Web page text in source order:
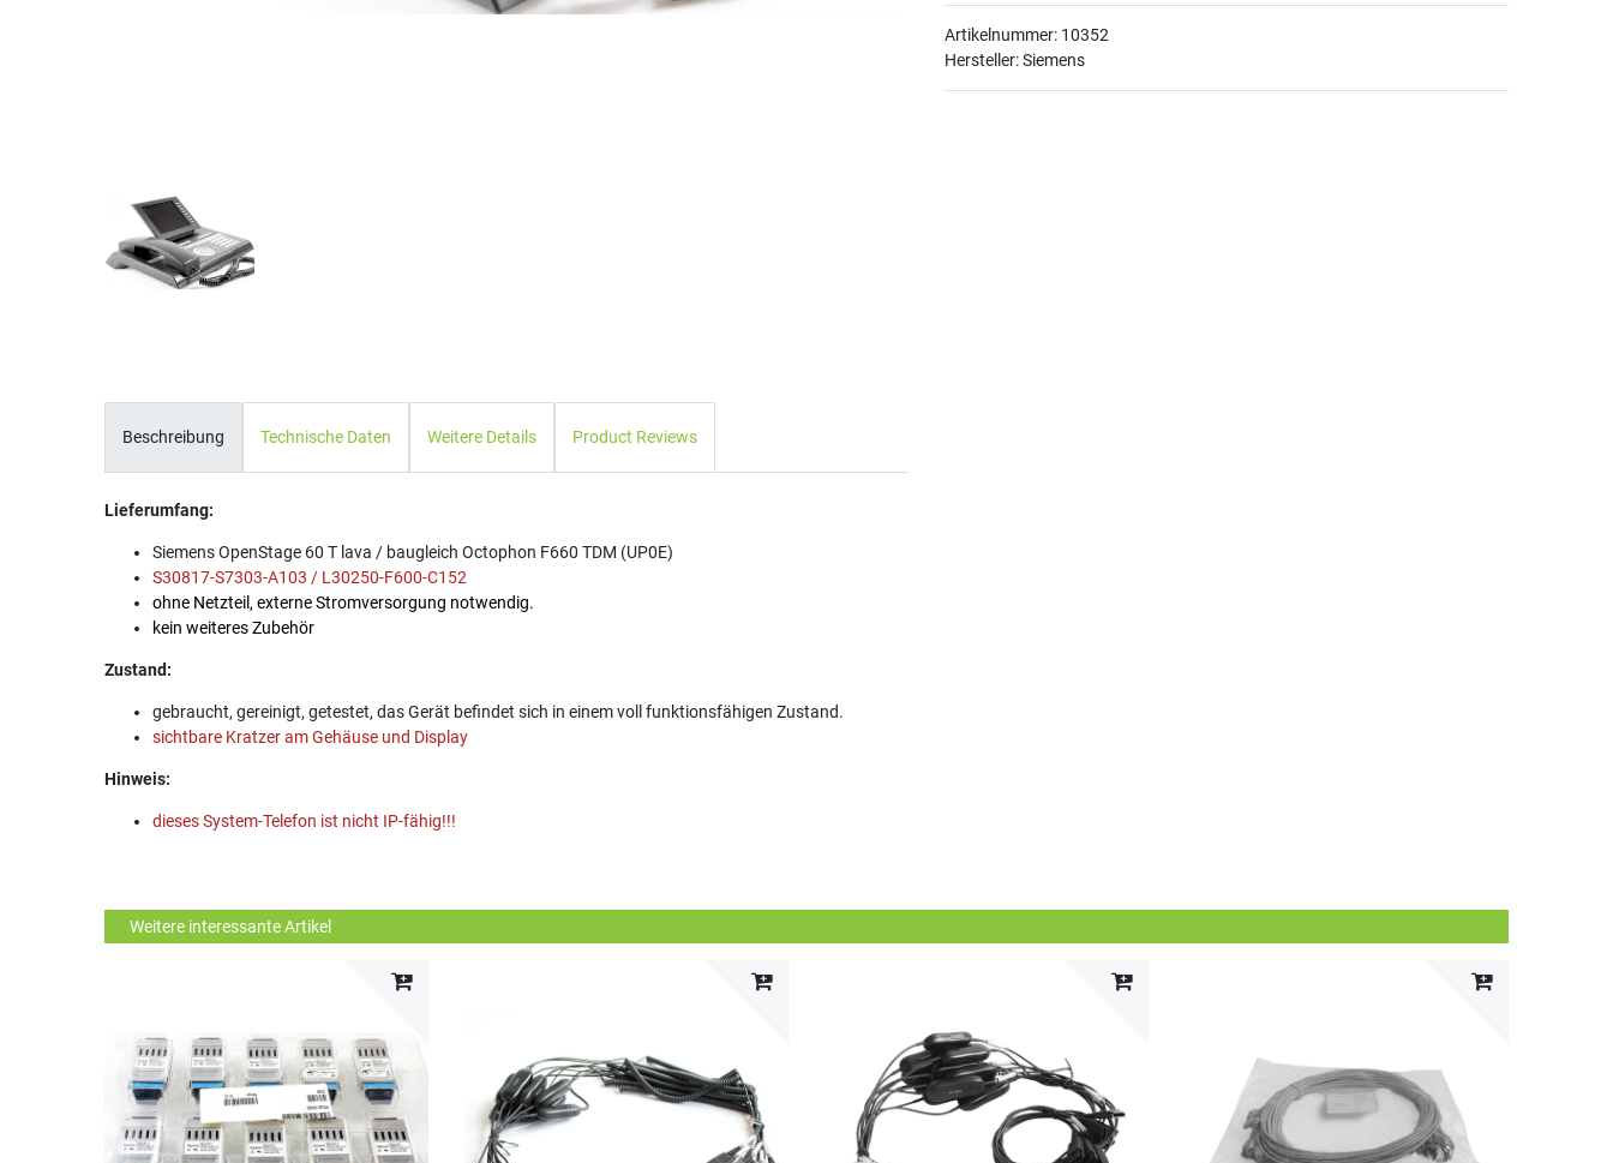
Artikelnummer: 10352
Hersteller: Siemens
Beschreibung Technische Daten Weitere Details Product Reviews
Lieferumfang:
Siemens OpenStage 60 T lava / baugleich Octophon F660 TDM (UP0E)
S30817-S7303-A103 / L30250-F600-C152
ohne Netzteil, externe Stromversorgung notwendig.
kein weiteres Zubehör
Zustand:
gebraucht, gereinigt, getestet, das Gerät befindet sich in einem voll funktionsfähigen Zustand.
sichtbare Kratzer am Gehäuse und Display
Hinweis:
dieses System-Telefon ist nicht IP-fähig!!!
Weitere interessante Artikel